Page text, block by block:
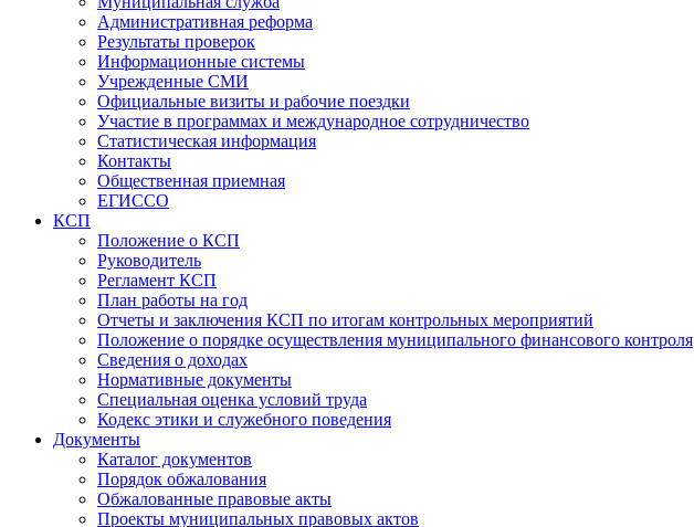
Административная реформа
Результаты проверок
Информационные системы
Учрежденные СМИ
Официальные визиты и рабочие поездки
Участие в программах и международное сотрудничество
Статистическая информация
Контакты
Общественная приемная
ЕГИССО
КСП
Положение о КСП
Руководитель
Регламент КСП
План работы на год
Отчеты и заключения КСП по итогам контрольных мероприятий
Положение о порядке осуществления муниципального финансового контроля
Сведения о доходах
Нормативные документы
Специальная оценка условий труда
Кодекс этики и служебного поведения
Документы
Каталог документов
Порядок обжалования
Обжалованные правовые акты
Проекты муниципальных правовых актов